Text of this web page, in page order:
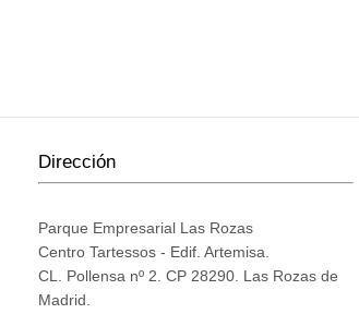
Dirección
Parque Empresarial Las Rozas
Centro Tartessos - Edif. Artemisa.
CL. Pollensa nº 2. CP 28290. Las Rozas de
Madrid.